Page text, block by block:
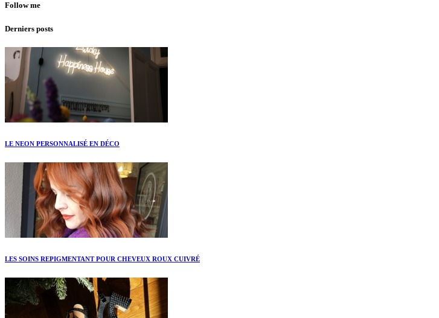
Follow me
Derniers posts
LE NEON PERSONNALISÉ EN DÉCO
LES SOINS REPIGMENTANT POUR CHEVEUX ROUX CUIVRÉ